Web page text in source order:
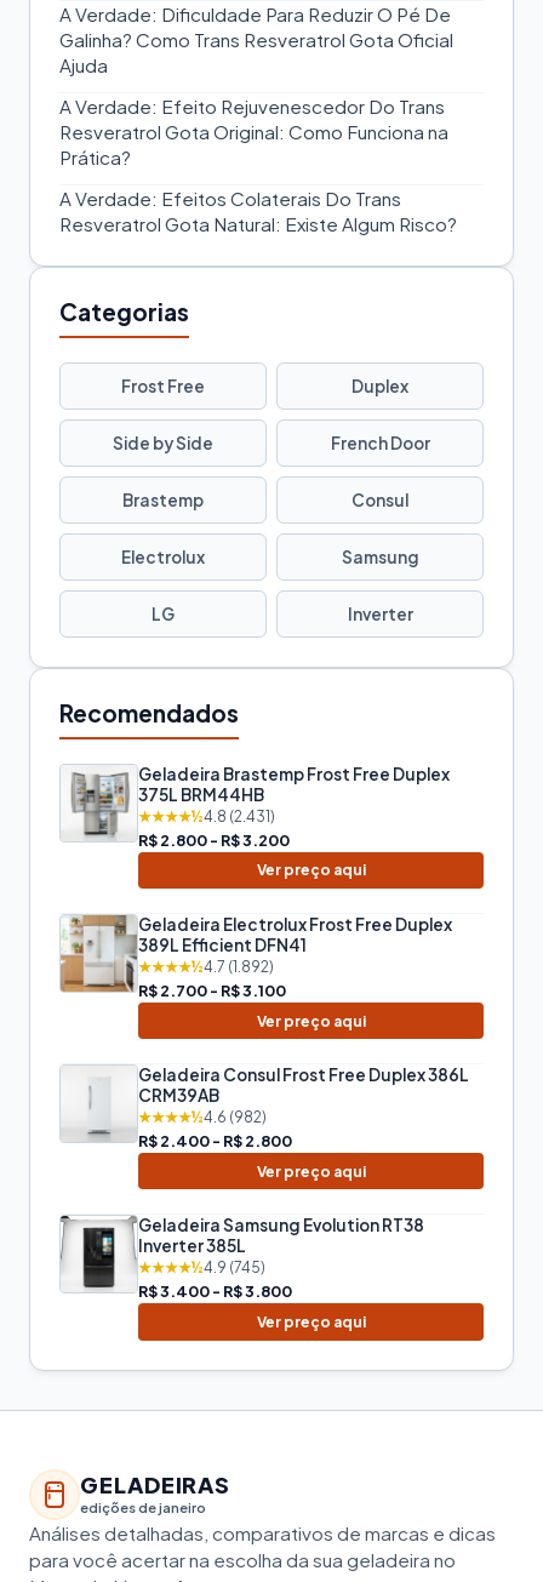
A Verdade: Dificuldade Para Reduzir O Pé De
Galinha? Como Trans Resveratrol Gota Oficial
Ajuda
A Verdade: Efeito Rejuvenescedor Do Trans
Resveratrol Gota Original: Como Funciona na
Prática?
A Verdade: Efeitos Colaterais Do Trans
Resveratrol Gota Natural: Existe Algum Risco?
Categorias
Frost Free Duplex
Side by Side French Door
Brastemp Consul
Electrolux Samsung
LG Inverter
Recomendados
Geladeira Brastemp Frost Free Duplex
375L BRM44HB
★★★★½4.8 (2.431)
R$ 2.800 - R$ 3.200
Ver preço aqui
Geladeira Electrolux Frost Free Duplex
389L Efficient DFN41
★★★★½4.7 (1.892)
R$ 2.700 - R$ 3.100
Ver preço aqui
Geladeira Consul Frost Free Duplex 386L
CRM39AB
★★★★½4.6 (982)
R$ 2.400 - R$ 2.800
Ver preço aqui
Geladeira Samsung Evolution RT38
Inverter 385L
★★★★½4.9 (745)
R$ 3.400 - R$ 3.800
Ver preço aqui
GELADEIRAS
edições de janeiro
Análises detalhadas, comparativos de marcas e dicas
para você acertar na escolha da sua geladeira no